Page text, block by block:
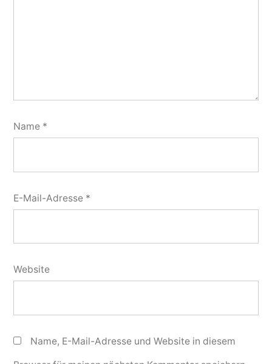
Name *
E-Mail-Adresse *
Website
Name, E-Mail-Adresse und Website in diesem